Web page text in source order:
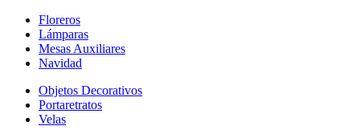
Floreros
Lámparas
Mesas Auxiliares
Navidad
Objetos Decorativos
Portaretratos
Velas